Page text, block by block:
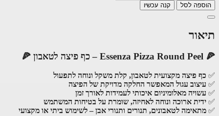
לסל קנה עכשיו
כף פיצה מקצועית לטאבון, קלת משקל ונוחה לתפעול
עיצוב עגול המאפשר החלקה מדויקת של הפיצה
עשויה מאלומיניום איכותי לעמידות לאורך זמן
ידית ארוכה ונוחה לאחיזה, שומרת על בטיחות המשתמש
מתאימה לטאבונים, תנורים ותנורי אבן – לשימוש ביתי או מקצועי